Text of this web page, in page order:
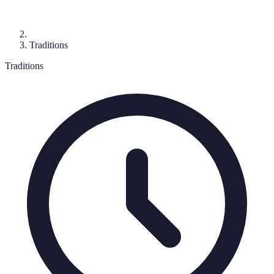
Traditions
Traditions